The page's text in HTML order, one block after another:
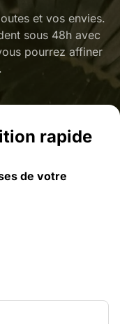
et vos envies.
sous 48h avec
pourrez affiner
rapide
de votre